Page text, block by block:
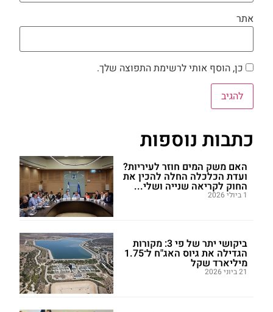
אתר
כן, הוסף אותי לרשימת התפוצה שלך.
כתבות נוספות
האם משק המים חוזר לעיריות?
ועדת הכלכלה החלה להכין את
החוק לקריאה שנייה ושלי...
1 ביולי 2026
ביקושי יתר של פי 3: מקורות
הגדילה את גיוס האג"ח ל־1.75
מיליארד שקל
21 ביוני 2026